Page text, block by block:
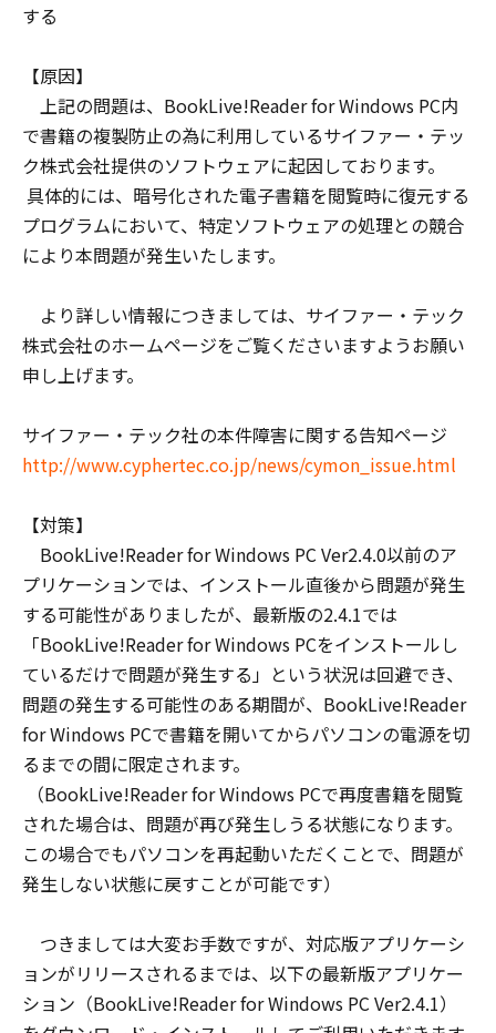
する
【原因】
上記の問題は、BookLive!Reader for Windows PC内
で書籍の複製防止の為に利用しているサイファー・テッ
ク株式会社提供のソフトウェアに起因しております。
具体的には、暗号化された電子書籍を閲覧時に復元する
プログラムにおいて、特定ソフトウェアの処理との競合
により本問題が発生いたします。
より詳しい情報につきましては、サイファー・テック
株式会社のホームページをご覧くださいますようお願い
申し上げます。
サイファー・テック社の本件障害に関する告知ページ
http://www.cyphertec.co.jp/news/cymon_issue.html
【対策】
BookLive!Reader for Windows PC Ver2.4.0以前のア
プリケーションでは、インストール直後から問題が発生
する可能性がありましたが、最新版の2.4.1では
「BookLive!Reader for Windows PCをインストールし
ているだけで問題が発生する」という状況は回避でき、
問題の発生する可能性のある期間が、BookLive!Reader
for Windows PCで書籍を開いてからパソコンの電源を切
るまでの間に限定されます。
（BookLive!Reader for Windows PCで再度書籍を閲覧
された場合は、問題が再び発生しうる状態になります。
この場合でもパソコンを再起動いただくことで、問題が
発生しない状態に戻すことが可能です）
つきましては大変お手数ですが、対応版アプリケーシ
ョンがリリースされるまでは、以下の最新版アプリケー
ション（BookLive!Reader for Windows PC Ver2.4.1）